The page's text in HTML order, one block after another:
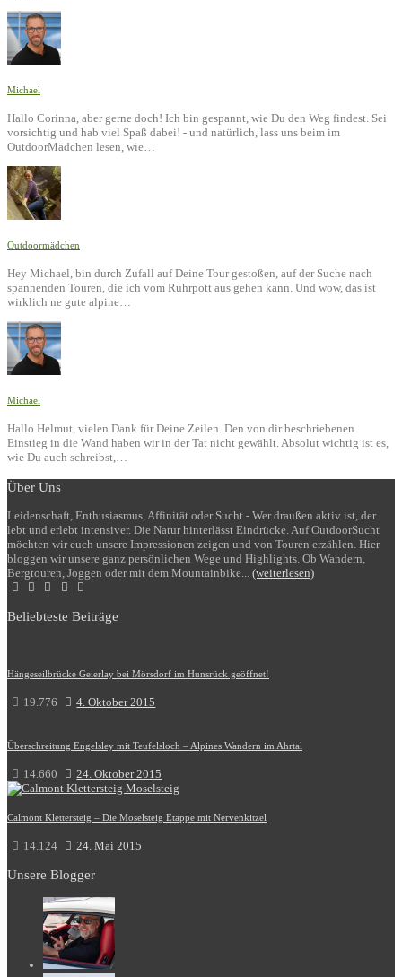
Michael
Hallo Corinna, aber gerne doch! Ich bin gespannt, wie Du den Weg findest. Sei
vorsichtig und hab viel Spaß dabei! - und natürlich, lass uns beim im
OutdoorMädchen lesen, wie…
Outdoormädchen
Hey Michael, bin durch Zufall auf Deine Tour gestoßen, auf der Suche nach
spannenden Touren, die ich vom Ruhrpott aus gehen kann. Und wow, das ist
wirklich ne gute alpine…
Michael
Hallo Helmut, vielen Dank für Deine Zeilen. Den von dir beschriebenen
Einstieg in die Wand haben wir in der Tat nicht gewählt. Absolut wichtig ist es,
wie Du auch schreibst,…
Über Uns
Leidenschaft, Enthusiasmus, Affinität oder Sucht - Wer draußen aktiv ist, der
lebt und erlebt intensiver. Die Natur hinterlässt Eindrücke. Auf OutdoorSucht
möchten wir euch unsere Impressionen zeigen und von Touren erzählen. Hier
bloggen wir unsere ganz persönlichen Wege und Highlights. Ob Wandern,
Bergtouren, Joggen oder mit dem Mountainbike... (weiterlesen)
Beliebteste Beiträge
Hängeseilbrücke Geierlay bei Mörsdorf im Hunsrück geöffnet!
19.776 4. Oktober 2015
Überschreitung Engelsley mit Teufelsloch – Alpines Wandern im Ahrtal
14.660 24. Oktober 2015
Calmont Klettersteig – Die Moselsteig Etappe mit Nervenkitzel
14.124 24. Mai 2015
Unsere Blogger